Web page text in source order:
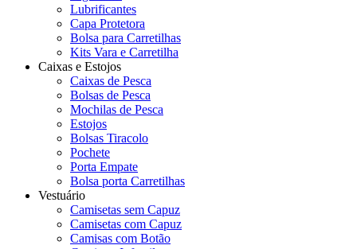
Lubrificantes
Capa Protetora
Bolsa para Carretilhas
Kits Vara e Carretilha
Caixas e Estojos
Caixas de Pesca
Bolsas de Pesca
Mochilas de Pesca
Estojos
Bolsas Tiracolo
Pochete
Porta Empate
Bolsa porta Carretilhas
Vestuário
Camisetas sem Capuz
Camisetas com Capuz
Camisas com Botão